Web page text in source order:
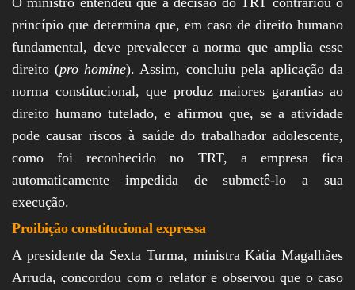
princípio que determina que, em caso de direito humano
fundamental, deve prevalecer a norma que amplia esse
direito (pro homine). Assim, concluiu pela aplicação da
norma constitucional, que produz maiores garantias ao
direito humano tutelado, e afirmou que, se a atividade
pode causar riscos à saúde do trabalhador adolescente,
como foi reconhecido no TRT, a empresa fica
automaticamente impedida de submetê-lo a sua
execução.
Proibição constitucional expressa
A presidente da Sexta Turma, ministra Kátia Magalhães
Arruda, concordou com o relator e observou que o caso